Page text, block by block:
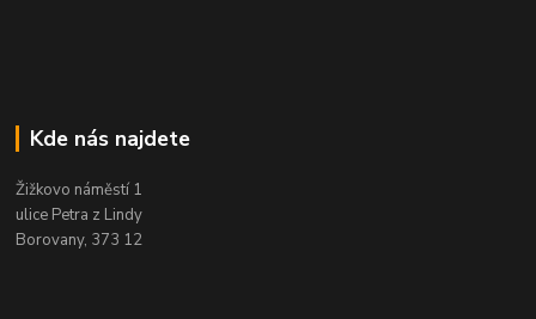
Kde nás najdete
Žižkovo náměstí 1
ulice Petra z Lindy
Borovany, 373 12